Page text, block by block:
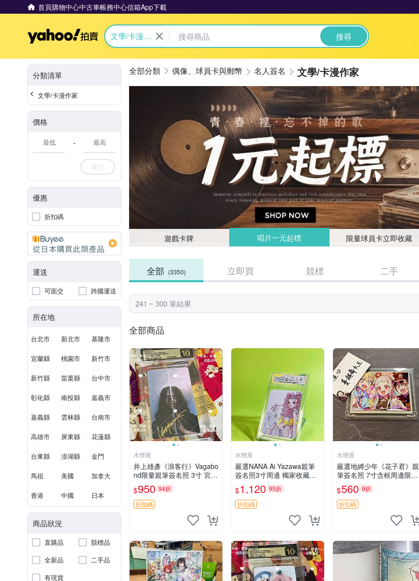
首頁購物中心中古車帳務中心信箱App下載
Yahoo拍賣
文學/卡漫作
搜尋
分類清單
文學/卡漫作家
價格
-
確定
優惠
折扣碼
運送
可面交 跨國運送
所在地
台北市 新北市 基隆市
宜蘭縣 桃園市 新竹市
新竹縣 苗栗縣 台中市
彰化縣 南投縣 嘉義市
嘉義縣 雲林縣 台南市
高雄市 屏東縣 花蓮縣
台東縣 澎湖縣 金門
馬祖 美國 加拿大
香港 中國 日本
商品狀況
直購品
競標品
全新品
二手品
有現貨
偶像、球員卡與郵幣 名人簽名 文學/卡漫作家
遊戲卡牌 唱片一元起標 限量球員卡立即收藏
全部 (3350) 立即買 競標 二手
241 ~ 300 筆結果
全部商品
水狸屋
井上雄彥《浪客行》Vagabo
nd限量親筆簽名照 3寸 宮本
武藏周邊 含原裝卡磚 經典
收藏品
$950 94折
折扣碼
水狸屋
嚴選NANA Ai Yazawa親筆
簽名照3寸周邊 獨家收藏品
含卡磚 日版中古 默認初瑕
周邊 照片 署名
$1,120 95折
折扣碼
水狸屋
嚴選地縛少年《花子君》親
筆簽名照 7寸含框周邊限量
收藏 親筆簽名 地縛角色珍
藏照 收藏推薦 花子君相框
周邊
$560 9折
折扣碼